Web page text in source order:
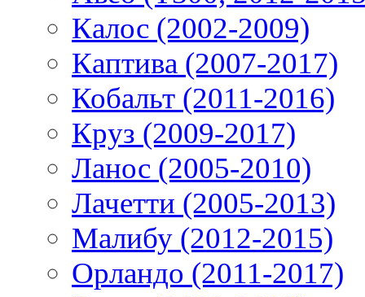
Калос (2002-2009)
Каптива (2007-2017)
Кобальт (2011-2016)
Круз (2009-2017)
Ланос (2005-2010)
Лачетти (2005-2013)
Малибу (2012-2015)
Орландо (2011-2017)